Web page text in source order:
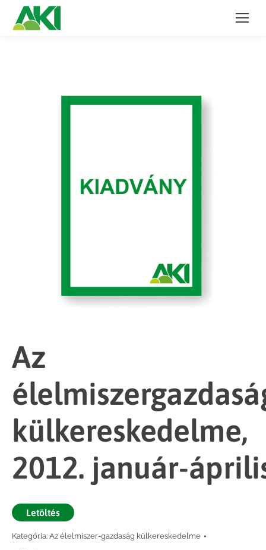
Az
külkereskedelme,
2012. január-
Letöltés
Kategória: Az élelmiszer-gazdaság külkereskedelme